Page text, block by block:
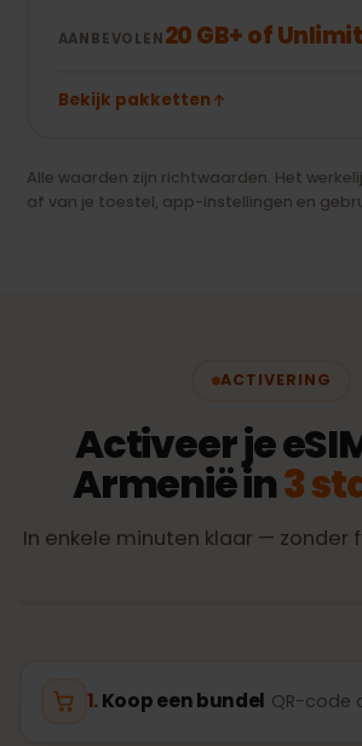
AANBEVOLEN20 GB+ of
Bekijk pakketten
Alle waarden zijn richtwaarden. Het
af van je toestel, app-instellingen en
ACTIVERING
Activeer je
Armenië in3
In enkele minuten klaar — zonder
Koop een bundel QR-code